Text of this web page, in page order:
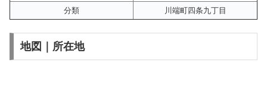
分類
川端町四条九丁目
地図｜所在地